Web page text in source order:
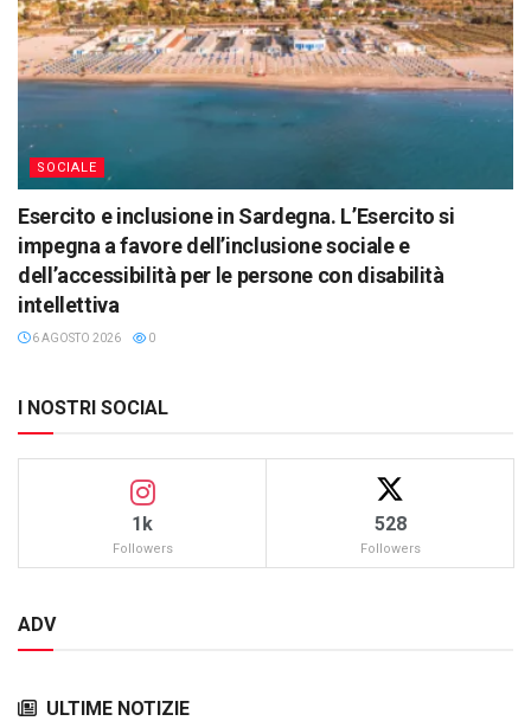
SOCIALE
Esercito e inclusione in Sardegna. L’Esercito si
impegna a favore dell’inclusione sociale e
dell’accessibilità per le persone con disabilità
intellettiva
6 AGOSTO 2026 0
I NOSTRI SOCIAL
1k
Followers
528
Followers
ADV
ULTIME NOTIZIE